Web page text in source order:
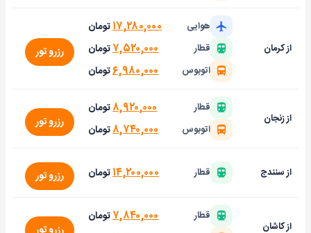
از کرمان
هوایی ۱۷,۲۸۰,۰۰۰تومان
قطار ۷,۵۲۰,۰۰۰تومان
اتوبوس ۶,۹۸۰,۰۰۰تومان
رزرو تور
از زنجان
قطار ۸,۹۲۰,۰۰۰تومان
اتوبوس ۸,۷۴۰,۰۰۰تومان رزرو تور
از سنندج قطار ۱۴,۲۰۰,۰۰۰تومان رزرو تور
از کاشان
قطار ۷,۸۴۰,۰۰۰تومان